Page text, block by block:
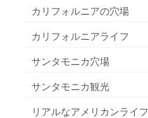
カリフォルニアの穴場
カリフォルニアライフ
サンタモニカ穴場
サンタモニカ観光
リアルなアメリカンライフ